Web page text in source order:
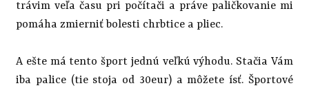
trávim veľa času pri počítači a práve paličkovanie mi
pomáha zmierniť bolesti chrbtice a pliec.
A ešte má tento šport jednú veľkú výhodu. Stačia Vám
iba palice (tie stoja od 30eur) a môžete ísť. Športové